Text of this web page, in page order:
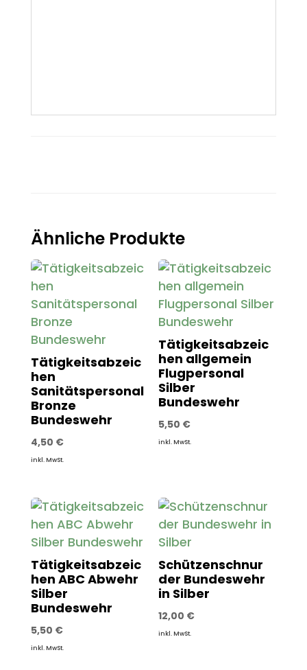
Ähnliche Produkte
Tätigkeitsabzeic
hen
Sanitätspersonal
Bronze
Bundeswehr
4,50 €
inkl. MwSt.
Tätigkeitsabzeic
hen allgemein
Flugpersonal
Silber
Bundeswehr
5,50 €
inkl. MwSt.
Tätigkeitsabzeic
hen ABC Abwehr
Silber
Bundeswehr
5,50 €
inkl. MwSt.
Schützenschnur
der Bundeswehr
in Silber
12,00 €
inkl. MwSt.